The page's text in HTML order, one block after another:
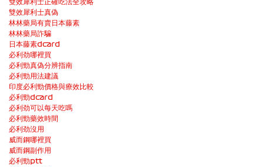
雙效犀利士正確吃法全攻略
雙效犀利士真偽
林林藥局有賣日本藤素
林林藥局詐騙
日本藤素dcard
必利劲哪裡買
必利勁真偽分辨指南
必利勁用法建議
印度必利勁價格與療效比較
必利勁dcard
必利劲可以每天吃嗎
必利勁藥效時間
必利劲沒用
威而鋼哪裡買
威而鋼副作用
必利勁ptt